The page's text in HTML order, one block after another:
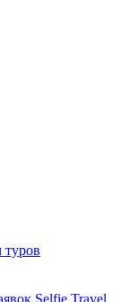
туров
Selfie Travel